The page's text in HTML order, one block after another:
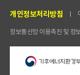
개인정보처리방침
정보통신망 이용촉진 및 정